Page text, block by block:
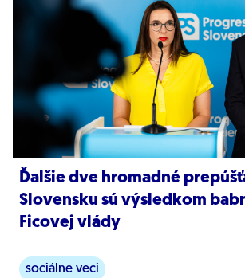
Ďalšie dve hromadné
Slovensku sú výsledkom
Ficovej vlády
sociálne veci